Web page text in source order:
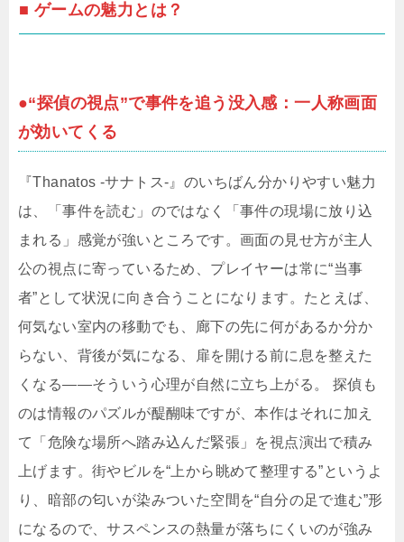
■ ゲームの魅力とは？
●“探偵の視点”で事件を追う没入感：一人称画面
が効いてくる
『Thanatos -サナトス-』のいちばん分かりやすい魅力
は、「事件を読む」のではなく「事件の現場に放り込
まれる」感覚が強いところです。画面の見せ方が主人
公の視点に寄っているため、プレイヤーは常に“当事
者”として状況に向き合うことになります。たとえば、
何気ない室内の移動でも、廊下の先に何があるか分か
らない、背後が気になる、扉を開ける前に息を整えた
くなる――そういう心理が自然に立ち上がる。 探偵も
のは情報のパズルが醍醐味ですが、本作はそれに加え
て「危険な場所へ踏み込んだ緊張」を視点演出で積み
上げます。街やビルを“上から眺めて整理する”というよ
り、暗部の匂いが染みついた空間を“自分の足で進む”形
になるので、サスペンスの熱量が落ちにくいのが強み